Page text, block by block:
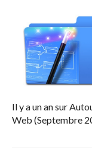
Il y a un an sur
Web (Septembre